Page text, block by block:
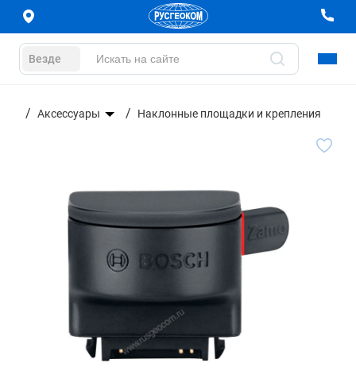
Везде
Аксессуары Наклонные площадки и крепления